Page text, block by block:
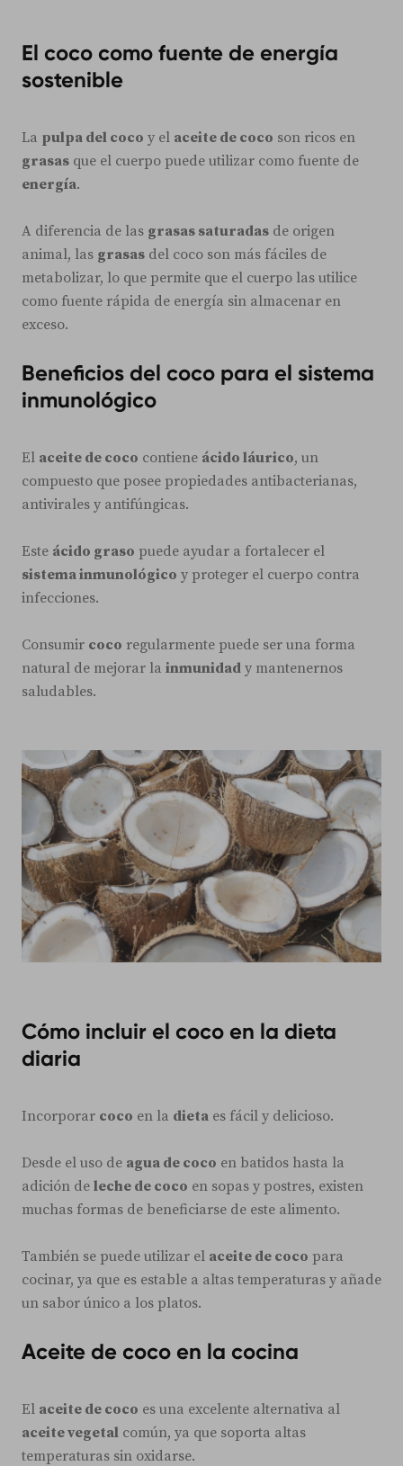
El coco como fuente de energía
sostenible
La pulpa del coco y el aceite de coco son ricos en
grasas que el cuerpo puede utilizar como fuente de
energía.
A diferencia de las grasas saturadas de origen
animal, las grasas del coco son más fáciles de
metabolizar, lo que permite que el cuerpo las utilice
como fuente rápida de energía sin almacenar en
exceso.
Beneficios del coco para el sistema
inmunológico
El aceite de coco contiene ácido láurico, un
compuesto que posee propiedades antibacterianas,
antivirales y antifúngicas.
Este ácido graso puede ayudar a fortalecer el
sistema inmunológico y proteger el cuerpo contra
infecciones.
Consumir coco regularmente puede ser una forma
natural de mejorar la inmunidad y mantenernos
saludables.
Cómo incluir el coco en la dieta
diaria
Incorporar coco en la dieta es fácil y delicioso.
Desde el uso de agua de coco en batidos hasta la
adición de leche de coco en sopas y postres, existen
muchas formas de beneficiarse de este alimento.
También se puede utilizar el aceite de coco para
cocinar, ya que es estable a altas temperaturas y añade
un sabor único a los platos.
Aceite de coco en la cocina
El aceite de coco es una excelente alternativa al
aceite vegetal común, ya que soporta altas
temperaturas sin oxidarse.